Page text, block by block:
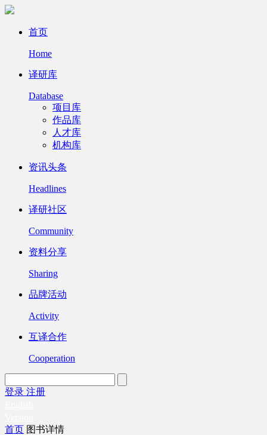
首页
Home
译研库
Database
项目库
作品库
人才库
机构库
资讯头条
Headlines
译研社区
Community
资料分享
Sharing
品牌活动
Activity
互译合作
Cooperation
登录 注册
首页 图书详情